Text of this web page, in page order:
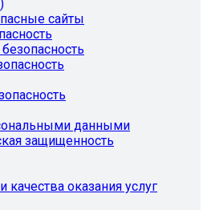
сайты
данными
защищенность
качества оказания услуг